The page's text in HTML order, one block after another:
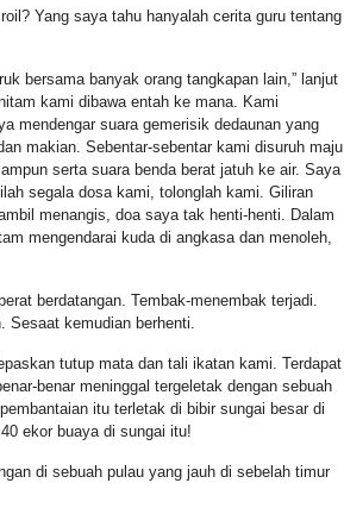
Yang saya tahu hanyalah cerita guru tentang
bersama banyak orang tangkapan lain,” lanjut
kami dibawa entah ke mana. Kami
mendengar suara gemerisik dedaunan yang
makian. Sebentar-sebentar kami disuruh maju
serta suara benda berat jatuh ke air. Saya
segala dosa kami, tolonglah kami. Giliran
menangis, doa saya tak henti-henti. Dalam
mengendarai kuda di angkasa dan menoleh,
berdatangan. Tembak-menembak terjadi.
Sesaat kemudian berhenti.
tutup mata dan tali ikatan kami. Terdapat
benar meninggal tergeletak dengan sebuah
itu terletak di bibir sungai besar di
ekor buaya di sungai itu!
di sebuah pulau yang jauh di sebelah timur